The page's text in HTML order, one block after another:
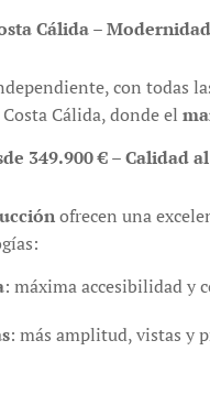
Cálida –
con todas
Cálida, donde el
349.900 € – Calidad
ofrecen una
: máxima accesibilidad y
: más amplitud, vistas y